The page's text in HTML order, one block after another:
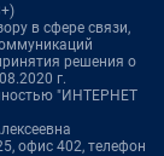
в сфере связи,
решения о
г.
"ИНТЕРНЕТ
офис 402, телефон